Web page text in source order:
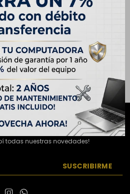
-
todas nuestras novedades!
SUSCRIBIRME